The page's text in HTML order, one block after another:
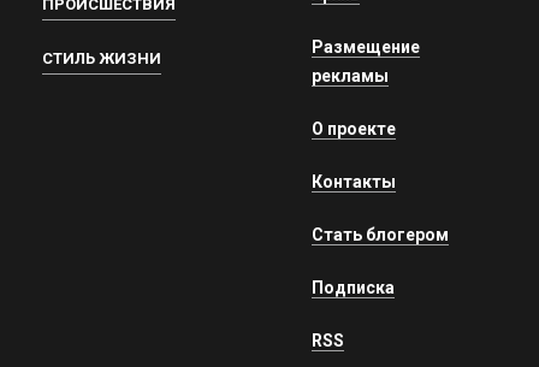
ПРОИСШЕСТВИЯ
СТИЛЬ ЖИЗНИ
Размещение
рекламы
О проекте
Контакты
Стать блогером
Подписка
RSS